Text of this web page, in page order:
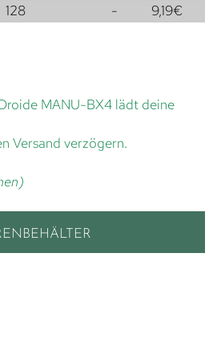
128 - 9,19€
MANU-BX4 lädt deine
Versand verzögern.